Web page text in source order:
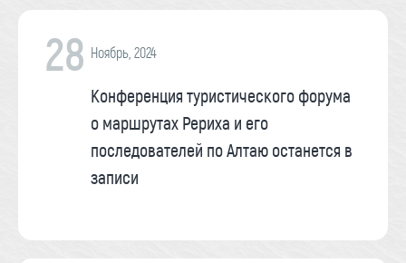
28 Ноябрь, 2024
Конференция туристического форума
о маршрутах Рериха и его
последователей по Алтаю останется в
записи